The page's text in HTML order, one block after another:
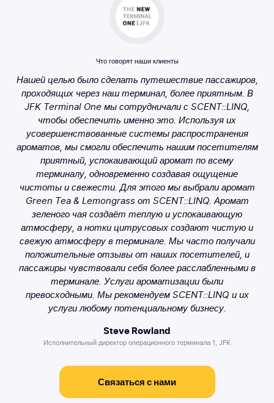
Что говорят наши клиенты
Нашей целью было сделать путешествие пассажиров,
проходящих через наш терминал, более приятным. В
JFK Terminal One мы сотрудничали с SCENT::LINQ,
чтобы обеспечить именно это. Используя их
усовершенствованные системы распространения
ароматов, мы смогли обеспечить нашим посетителям
приятный, успокаивающий аромат по всему
терминалу, одновременно создавая ощущение
чистоты и свежести. Для этого мы выбрали аромат
Green Tea & Lemongrass от SCENT::LINQ. Аромат
зеленого чая создаёт теплую и успокаивающую
атмосферу, а нотки цитрусовых создают чистую и
свежую атмосферу в терминале. Мы часто получали
положительные отзывы от наших посетителей, и
пассажиры чувствовали себя более расслабленными в
терминале. Услуги ароматизации были
превосходными. Мы рекомендуем SCENT::LINQ и их
услуги любому потенциальному бизнесу.
Steve Rowland
Исполнительный директор операционного терминала 1, JFK
Связаться с нами